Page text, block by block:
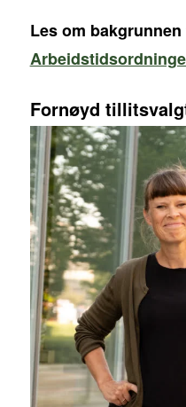
Les om
Fornøyd